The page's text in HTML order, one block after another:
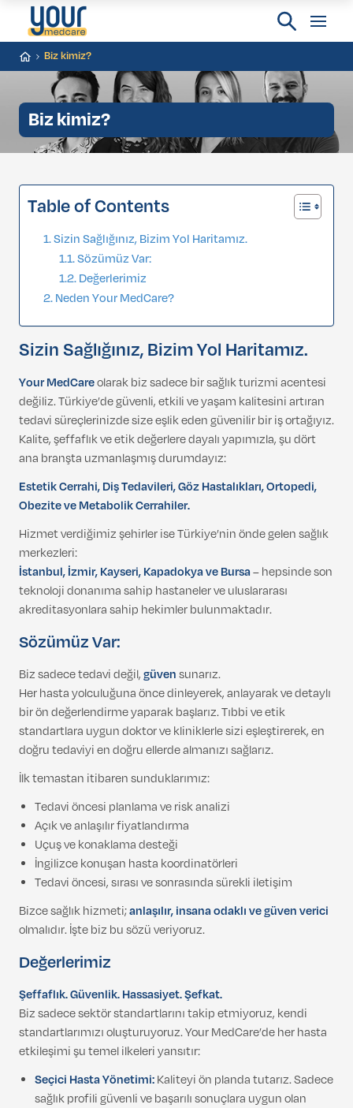
Biz kimiz?
Biz kimiz?
Table of Contents
Sizin Sağlığınız, Bizim Yol Haritamız.
Sözümüz Var:
Değerlerimiz
Neden Your MedCare?
Sizin Sağlığınız, Bizim Yol Haritamız.
Your MedCareolarak biz sadece bir sağlık turizmi acentesi
değiliz. Türkiye’de güvenli, etkili ve yaşam kalitesini artıran
tedavi süreçlerinizde size eşlik eden güvenilir bir iş ortağıyız.
Kalite, şeffaflık ve etik değerlere dayalı yapımızla, şu dört
ana branşta uzmanlaşmış durumdayız:
Estetik Cerrahi, Diş Tedavileri, Göz Hastalıkları, Ortopedi,
Obezite ve Metabolik Cerrahiler.
Hizmet verdiğimiz şehirler ise Türkiye’nin önde gelen sağlık
merkezleri:
İstanbul, İzmir, Kayseri, Kapadokya ve Bursa– hepsinde son
teknoloji donanıma sahip hastaneler ve uluslararası
akreditasyonlara sahip hekimler bulunmaktadır.
Sözümüz Var:
Biz sadece tedavi değil,güvensunarız.
Her hasta yolculuğuna önce dinleyerek, anlayarak ve detaylı
bir ön değerlendirme yaparak başlarız. Tıbbi ve etik
standartlara uygun doktor ve kliniklerle sizi eşleştirerek, en
doğru tedaviyi en doğru ellerde almanızı sağlarız.
İlk temastan itibaren sunduklarımız:
Tedavi öncesi planlama ve risk analizi
Açık ve anlaşılır fiyatlandırma
Uçuş ve konaklama desteği
İngilizce konuşan hasta koordinatörleri
Tedavi öncesi, sırası ve sonrasında sürekli iletişim
Bizce sağlık hizmeti;anlaşılır, insana odaklı ve güven verici
olmalıdır. İşte biz bu sözü veriyoruz.
Değerlerimiz
Şeffaflık. Güvenlik. Hassasiyet. Şefkat.
Biz sadece sektör standartlarını takip etmiyoruz, kendi
standartlarımızı oluşturuyoruz. Your MedCare’de her hasta
etkileşimi şu temel ilkeleri yansıtır:
Seçici Hasta Yönetimi:Kaliteyi ön planda tutarız. Sadece
sağlık profili güvenli ve başarılı sonuçlara uygun olan